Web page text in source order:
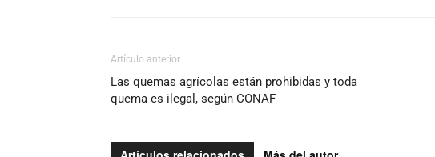
Artículo anterior
Las quemas agrícolas están prohibidas y toda
quema es ilegal, según CONAF